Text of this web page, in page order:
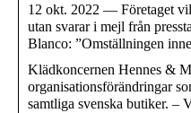
12 okt. 2022 — Företaget
utan svarar i mejl från
Blanco: ”Omställningen
Klädkoncernen Hennes &
organisationsförändringar
samtliga svenska butiker. –